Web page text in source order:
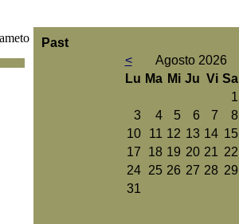
Past
<
Agosto 2026
Lu Ma Mi Ju Vi Sa
1
3
4 5 6 7 8
10
11 12 13 14 15
17
18 19 20 21 22
24
25 26 27 28 29
31